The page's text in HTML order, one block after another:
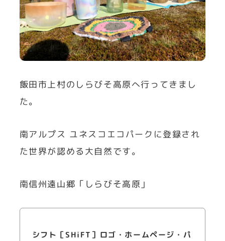
飯田市上村のしらびそ高原へ行ってきまし
た。
南アルプス ユネスコエコパークに登録され
た世界が認める大自然です。
南信州遠山郷「しらびそ高原」
シフト［SHiFT］ロゴ・ホームページ・パ